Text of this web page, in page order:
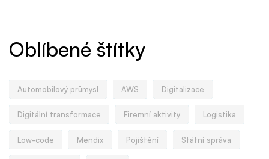
Oblíbené štítky
Automobilový průmysl AWS Digitalizace
Digitální transformace Firemní aktivity Logistika
Low-code Mendix Pojištění Státní správa